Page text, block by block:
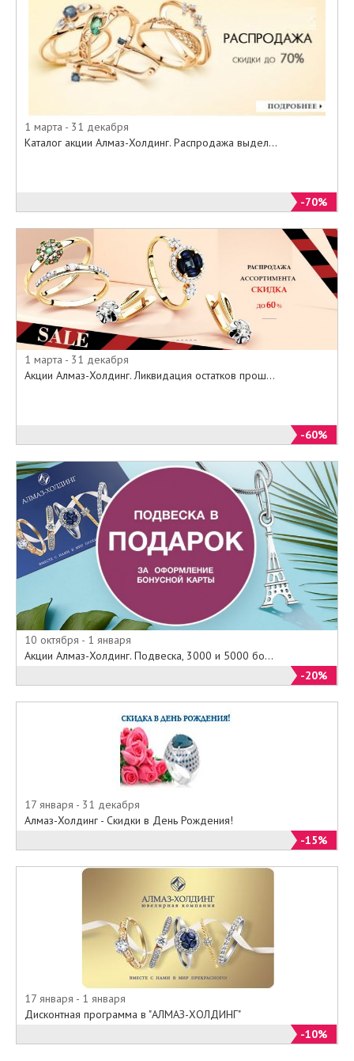
1 марта - 31 декабря
Каталог акции Алмаз-Холдинг. Распродажа выдел...
-70%
1 марта - 31 декабря
Акции Алмаз-Холдинг. Ликвидация остатков прош...
-60%
10 октября - 1 января
Акции Алмаз-Холдинг. Подвеска, 3000 и 5000 бо...
-20%
17 января - 31 декабря
Алмаз-Холдинг - Скидки в День Рождения!
-15%
17 января - 1 января
Дисконтная программа в "АЛМАЗ-ХОЛДИНГ"
-10%